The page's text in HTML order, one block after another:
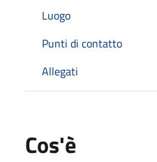
Luogo
Punti di contatto
Allegati
Cos'è